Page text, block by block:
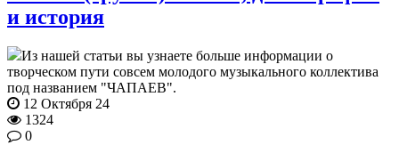
и история
Из нашей статьи вы узнаете больше информации о
творческом пути совсем молодого музыкального коллектива
под названием "ЧАПАЕВ".
12 Октября 24
1324
0